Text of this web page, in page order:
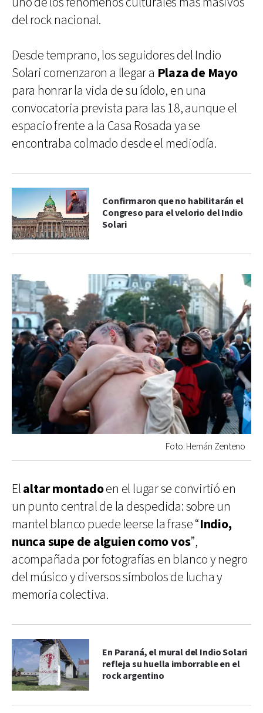
del rock nacional.
Desde temprano, los seguidores del Indio
Solari comenzaron a llegar a Plaza de Mayo
para honrar la vida de su ídolo, en una
convocatoria prevista para las 18, aunque el
espacio frente a la Casa Rosada ya se
encontraba colmado desde el mediodía.
Confirmaron que no habilitarán el
Congreso para el velorio del Indio
Solari
Foto: Hernán Zenteno
Elaltar montadoen el lugar se convirtió en
un punto central de la despedida: sobre un
mantel blanco puede leerse la frase “Indio,
nunca supe de alguien como vos”,
acompañada por fotografías en blanco y negro
del músico y diversos símbolos de lucha y
memoria colectiva.
En Paraná, el mural del Indio Solari
refleja su huella imborrable en el
rock argentino